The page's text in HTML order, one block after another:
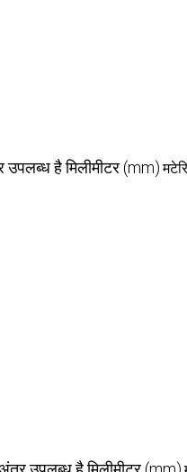
उपलब्ध है मिलीमीटर (mm)